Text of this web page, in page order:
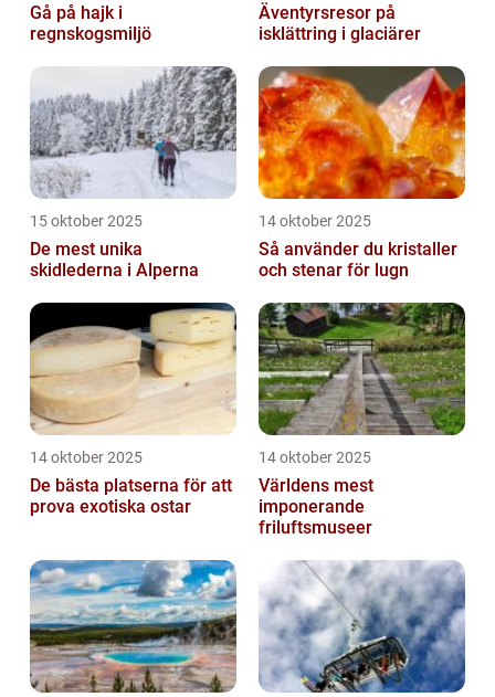
Gå på hajk i
regnskogsmiljö
Äventyrsresor på
isklättring i glaciärer
15 oktober 2025
De mest unika
skidlederna i Alperna
14 oktober 2025
Så använder du kristaller
och stenar för lugn
14 oktober 2025
De bästa platserna för att
prova exotiska ostar
14 oktober 2025
Världens mest
imponerande
friluftsmuseer